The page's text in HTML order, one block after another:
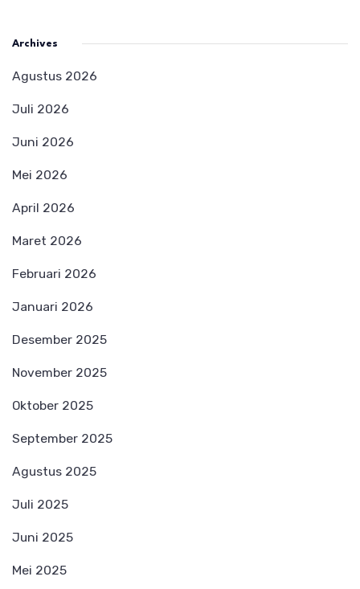
Archives
Agustus 2026
Juli 2026
Juni 2026
Mei 2026
April 2026
Maret 2026
Februari 2026
Januari 2026
Desember 2025
November 2025
Oktober 2025
September 2025
Agustus 2025
Juli 2025
Juni 2025
Mei 2025